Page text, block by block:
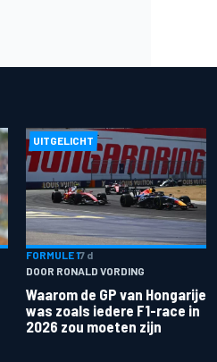
UITGELICHT
FORMULE 17 d
DOOR RONALD VORDING
Waarom de GP van Hongarije
was zoals iedere F1-race in
2026 zou moeten zijn